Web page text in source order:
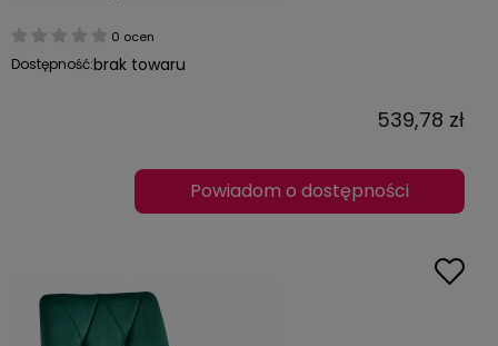
0 ocen
Dostępność:brak towaru
539,78 zł
Powiadom o dostępności